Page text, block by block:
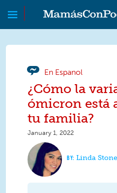
Skip to main content
Skip to main content
En Espanol
¿Cómo la
ómicron está
tu familia?
January 1, 2022
Linda Stone